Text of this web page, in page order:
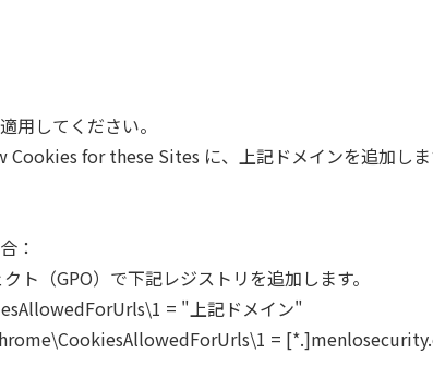
用してください。
for these Sites に、上記ドメインを追加しま
：
（GPO）で下記レジストリを追加します。
= "上記ドメイン"
=